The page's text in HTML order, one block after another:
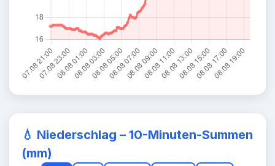
💧 Niederschlag – 10-Minuten-Summen
(mm)